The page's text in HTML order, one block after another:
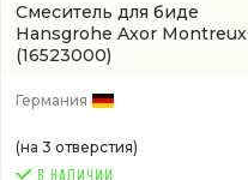
Смеситель для биде
Hansgrohe Axor Montreux
(16523000)
Германия
(на 3 отверстия)